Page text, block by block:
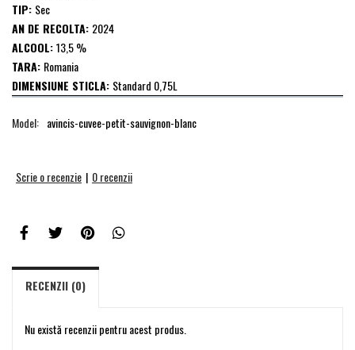
TIP: Sec
AN DE RECOLTA: 2024
ALCOOL:13,5 %
TARA: Romania
DIMENSIUNE STICLA: Standard 0,75L
Model: avincis-cuvee-petit-sauvignon-blanc
Scrie o recenzie | 0 recenzii
RECENZII (0)
Nu există recenzii pentru acest produs.